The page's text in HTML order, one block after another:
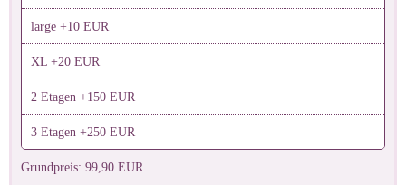
large +10 EUR
XL +20 EUR
2 Etagen +150 EUR
3 Etagen +250 EUR
Grundpreis: 99,90 EUR